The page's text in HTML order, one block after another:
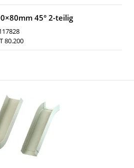
45° 2-teilig
80.200